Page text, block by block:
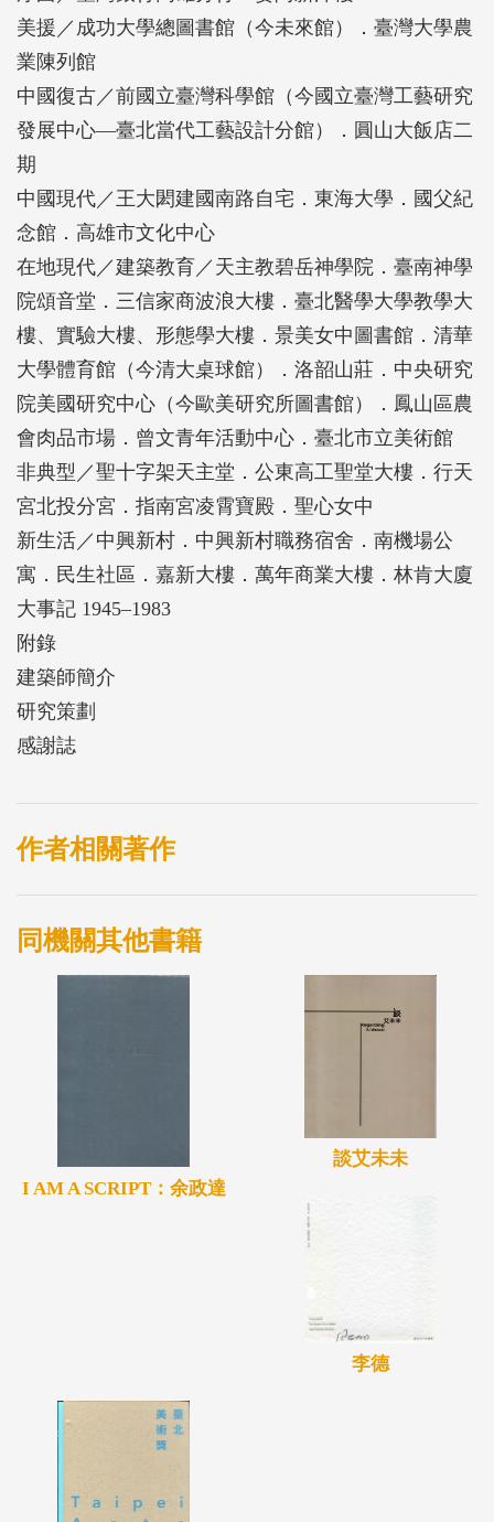
生活願景的回望。
美援／成功大學總圖書館（今未來館）．臺灣大學農
業陳列館
中國復古／前國立臺灣科學館（今國立臺灣工藝研究
發展中心―臺北當代工藝設計分館）．圓山大飯店二
期
中國現代／王大閎建國南路自宅．東海大學．國父紀
念館．高雄市文化中心
在地現代／建築教育／天主教碧岳神學院．臺南神學
院頌音堂．三信家商波浪大樓．臺北醫學大學教學大
樓、實驗大樓、形態學大樓．景美女中圖書館．清華
大學體育館（今清大桌球館）．洛韶山莊．中央研究
院美國研究中心（今歐美研究所圖書館）．鳳山區農
會肉品市場．曾文青年活動中心．臺北市立美術館
非典型／聖十字架天主堂．公東高工聖堂大樓．行天
宮北投分宮．指南宮凌霄寶殿．聖心女中
新生活／中興新村．中興新村職務宿舍．南機場公
寓．民生社區．嘉新大樓．萬年商業大樓．林肯大廈
大事記 1945–1983
附錄
建築師簡介
研究策劃
感謝誌
作者相關著作
同機關其他書籍
I AM A SCRIPT：余政達
談艾未未
李德